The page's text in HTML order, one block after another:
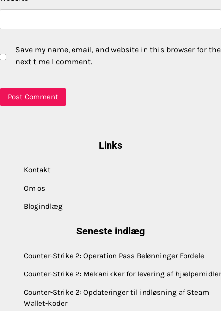
Save my name, email, and website in this browser for the
next time I comment.
Links
Kontakt
Om os
Blogindlæg
Seneste indlæg
Counter-Strike 2: Operation Pass Belønninger Fordele
Counter-Strike 2: Mekanikker for levering af hjælpemidler
Counter-Strike 2: Opdateringer til indløsning af Steam
Wallet-koder